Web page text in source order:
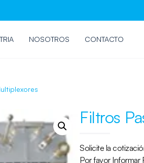
NOSOTROS CONTACTO
Filtros
Solicite la
Por favor Informar